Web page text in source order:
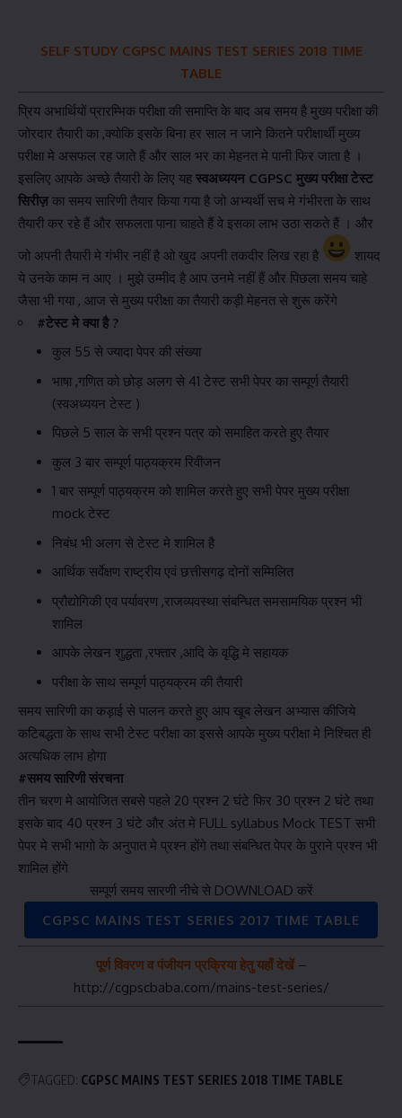
SELF STUDY CGPSC MAINS TEST SERIES 2018 TIME
TABLE
प्रिय अभार्थियों प्रारम्भिक परीक्षा की समाप्ति के बाद अब समय है मुख्य परीक्षा की
जोरदार तैयारी का ,क्योकि इसके बिना हर साल न जाने कितने परीक्षार्थी मुख्य
परीक्षा मे असफल रह जाते हैं और साल भर का मेहनत मे पानी फिर जाता है ।
इसलिए आपके अच्छे तैयारी के लिए यह स्वअध्ययन CGPSC मुख्य परीक्षा टेस्ट
सिरीज़ का समय सारिणी तैयार किया गया है जो अभ्यर्थी सच मे गंभीरता के साथ
तैयारी कर रहे हैं और सफलता पाना चाहते हैं वे इसका लाभ उठा सकते हैं । और
जो अपनी तैयारी मे गंभीर नहीं है ओ खुद अपनी तकदीर लिख रहा है
शायद
ये उनके काम न आए । मुझे उम्मीद है आप उनमे नहीं हैं और पिछला समय चाहे
जैसा भी गया , आज से मुख्य परीक्षा का तैयारी कड़ी मेहनत से शुरू करेंगे
#टेस्ट मे क्या है ?
कुल 55 से ज्यादा पेपर की संख्या
भाषा ,गणित को छोड़ अलग से 41 टेस्ट सभी पेपर का सम्पूर्ण तैयारी
(स्वअध्ययन टेस्ट )
पिछले 5 साल के सभी प्रश्न पत्र को समाहित करते हुए तैयार
कुल 3 बार सम्पूर्ण पाठ्यक्रम रिवीजन
1 बार सम्पूर्ण पाठ्यक्रम को शामिल करते हुए सभी पेपर मुख्य परीक्षा
mock टेस्ट
निबंध भी अलग से टेस्ट मे शामिल है
आर्थिक सर्वेक्षण राष्ट्रीय एवं छत्तीसगढ़ दोनों सम्मिलित
प्रौद्योगिकी एव पर्यावरण ,राजव्यवस्था संबन्धित समसामयिक प्रश्न भी
शामिल
आपके लेखन शुद्धता ,रफ्तार ,आदि के वृद्धि मे सहायक
परीक्षा के साथ सम्पूर्ण पाठ्यक्रम की तैयारी
समय सारिणी का कड़ाई से पालन करते हुए आप खूब लेखन अभ्यास कीजिये
कटिबद्धता के साथ सभी टेस्ट परीक्षा का इससे आपके मुख्य परीक्षा मे निश्चित ही
अत्यधिक लाभ होगा
#समय सारिणी संरचना
तीन चरण मे आयोजित सबसे पहले 20 प्रश्न 2 घंटे फिर 30 प्रश्न 2 घंटे तथा
इसके बाद 40 प्रश्न 3 घंटे और अंत मे FULL syllabus Mock TEST सभी
पेपर मे सभी भागो के अनुपात मे प्रश्न होंगे तथा संबन्धित पेपर के पुराने प्रश्न भी
शामिल होंगे
सम्पूर्ण समय सारणी नीचे से DOWNLOAD करें
CGPSC MAINS TEST SERIES 2017 TIME TABLE
पूर्ण विवरण व पंजीयन प्रक्रिया हेतु यहाँ देखें–
http://cgpscbaba.com/mains-test-series/
TAGGED: CGPSC MAINS TEST SERIES 2018 TIME TABLE